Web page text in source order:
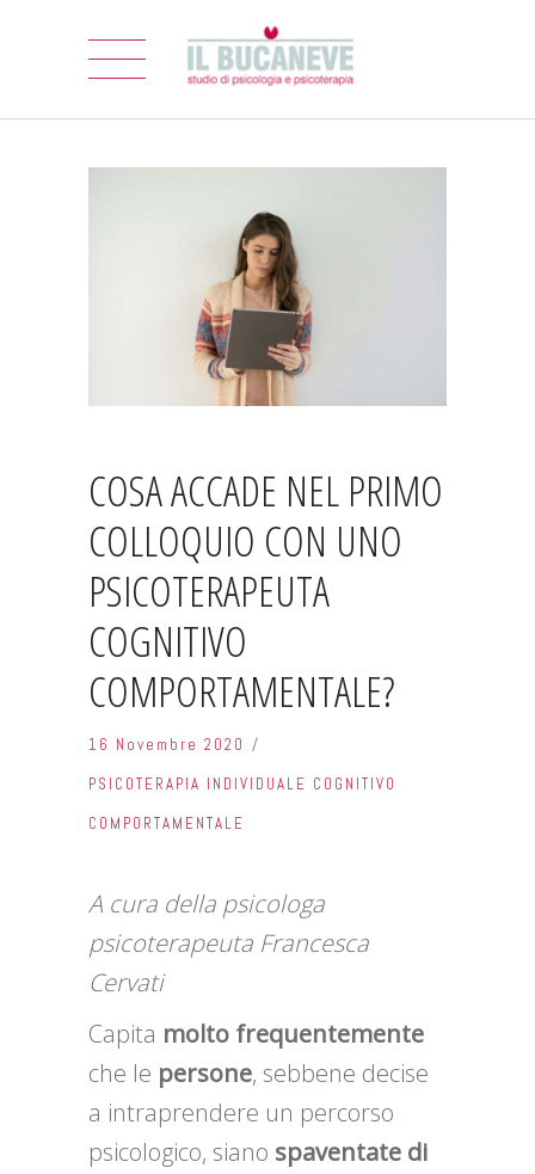
COSA ACCADE NEL PRIMO
COLLOQUIO CON UNO
PSICOTERAPEUTA
COGNITIVO
COMPORTAMENTALE?
16 Novembre 2020
PSICOTERAPIA INDIVIDUALE COGNITIVO
COMPORTAMENTALE
A cura della psicologa
psicoterapeuta Francesca
Cervati
Capita molto frequentemente
che le persone, sebbene decise
a intraprendere un percorso
psicologico, siano spaventate di